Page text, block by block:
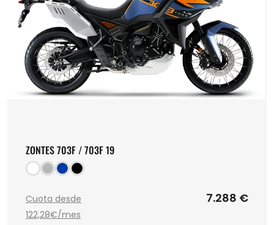
ZONTES 703F / 703F 19
Cuota desde
122,28€/mes
7.288 €